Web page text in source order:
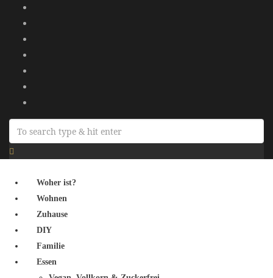
Woher ist?
Wohnen
Zuhause
DIY
Familie
Essen